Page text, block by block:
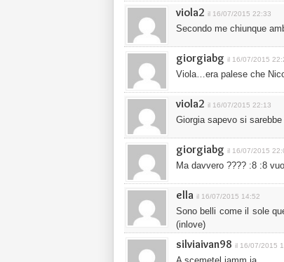
viola2 il 16/07/2015 22:33
Secondo me chiunque
giorgiabg il 16/07/2015
Viola…era palese che
viola2 il 16/07/2015 22:13
Giorgia sapevo si
giorgiabg il 16/07/2015
Ma davvero ???? :8 :8
ella il 16/07/2015 14:52
Sono belli come il sole
(inlove)
silviaivan98 il 16/07/2015